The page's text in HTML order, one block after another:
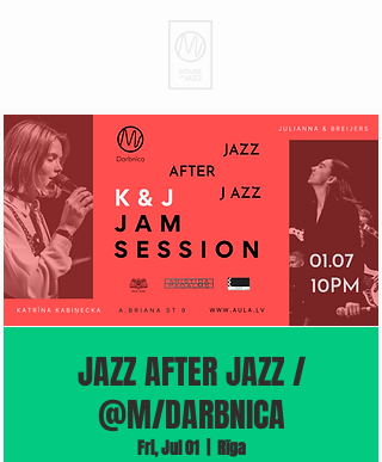
JAZZ AFTER JAZZ /
@M/DARBNICA
Fri, Jul 01
  |
Rīga